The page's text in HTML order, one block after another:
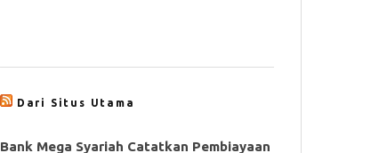
Dari Situs Utama
Bank Mega Syariah Catatkan Pembiayaan